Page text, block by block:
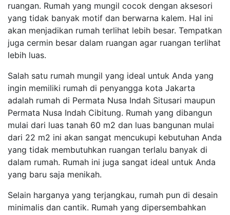
ruangan. Rumah yang mungil cocok dengan aksesori
yang tidak banyak motif dan berwarna kalem. Hal ini
akan menjadikan rumah terlihat lebih besar. Tempatkan
juga cermin besar dalam ruangan agar ruangan terlihat
lebih luas.
Salah satu rumah mungil yang ideal untuk Anda yang
ingin memiliki rumah di penyangga kota Jakarta
adalah rumah di Permata Nusa Indah Situsari maupun
Permata Nusa Indah Cibitung. Rumah yang dibangun
mulai dari luas tanah 60 m2 dan luas bangunan mulai
dari 22 m2 ini akan sangat mencukupi kebutuhan Anda
yang tidak membutuhkan ruangan terlalu banyak di
dalam rumah. Rumah ini juga sangat ideal untuk Anda
yang baru saja menikah.
Selain harganya yang terjangkau, rumah pun di desain
minimalis dan cantik. Rumah yang dipersembahkan